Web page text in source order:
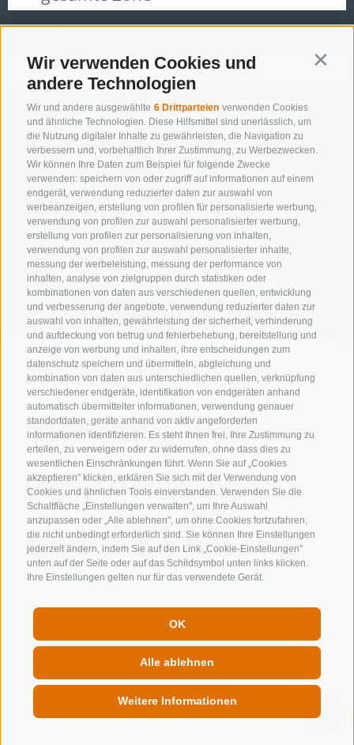
Wir verwenden Cookies und
andere Technologien
Wir und andere ausgewählte 6 Drittparteien verwenden Cookies
und ähnliche Technologien. Diese Hilfsmittel sind unerlässlich, um
die Nutzung digitaler Inhalte zu gewährleisten, die Navigation zu
verbessern und, vorbehaltlich Ihrer Zustimmung, zu Werbezwecken.
Wir können Ihre Daten zum Beispiel für folgende Zwecke
verwenden: speichern von oder zugriff auf informationen auf einem
endgerät, verwendung reduzierter daten zur auswahl von
werbeanzeigen, erstellung von profilen für personalisierte werbung,
verwendung von profilen zur auswahl personalisierter werbung,
erstellung von profilen zur personalisierung von inhalten,
verwendung von profilen zur auswahl personalisierter inhalte,
messung der werbeleistung, messung der performance von
inhalten, analyse von zielgruppen durch statistiken oder
kombinationen von daten aus verschiedenen quellen, entwicklung
und verbesserung der angebote, verwendung reduzierter daten zur
auswahl von inhalten, gewährleistung der sicherheit, verhinderung
und aufdeckung von betrug und fehlerbehebung, bereitstellung und
anzeige von werbung und inhalten, ihre entscheidungen zum
datenschutz speichern und übermitteln, abgleichung und
kombination von daten aus unterschiedlichen quellen, verknüpfung
verschiedener endgeräte, identifikation von endgeräten anhand
automatisch übermittelter informationen, verwendung genauer
standortdaten, geräte anhand von aktiv angeforderten
informationen identifizieren. Es steht Ihnen frei, Ihre Zustimmung zu
erteilen, zu verweigern oder zu widerrufen, ohne dass dies zu
wesentlichen Einschränkungen führt. Wenn Sie auf „Cookies
akzeptieren" klicken, erklären Sie sich mit der Verwendung von
Cookies und ähnlichen Tools einverstanden. Verwenden Sie die
Schaltfläche „Einstellungen verwalten", um Ihre Auswahl
anzupassen oder „Alle ablehnen", um ohne Cookies fortzufahren,
die nicht unbedingt erforderlich sind. Sie können Ihre Einstellungen
jederzeit ändern, indem Sie auf den Link „Cookie-Einstellungen"
unten auf der Seite oder auf das Schildsymbol unten links klicken.
Ihre Einstellungen gelten nur für das verwendete Gerät.
OK
Alle ablehnen
Weitere Informationen
Unterkunftstyp
NUR ONLINE BUCHBARE BETRIEBE
Suche starten
zur kompletten Unterkunftsliste
KONTAKTIERE UNS
info@gossensass.org
NEWSLETTER
Bleib am Laufenden
QUICKLINKS